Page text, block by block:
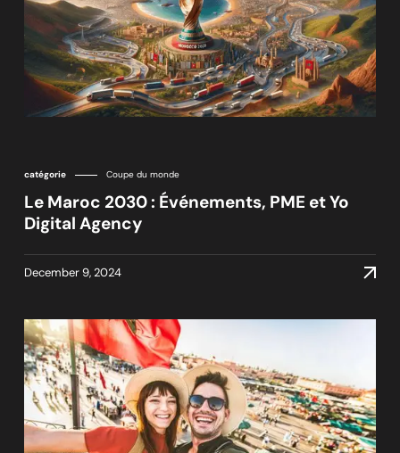
catégorie Coupe du monde
Le Maroc 2030 : Événements, PME et Yo
Digital Agency
December 9, 2024